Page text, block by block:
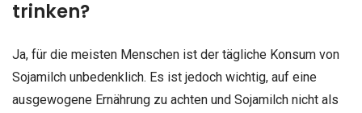
trinken?
Ja, für die meisten Menschen ist der tägliche Konsum von
Sojamilch unbedenklich. Es ist jedoch wichtig, auf eine
ausgewogene Ernährung zu achten und Sojamilch nicht als